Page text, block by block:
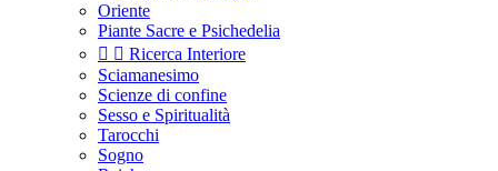
Oriente
Piante Sacre e Psichedelia
  Ricerca Interiore
Sciamanesimo
Scienze di confine
Sesso e Spiritualità
Tarocchi
Sogno